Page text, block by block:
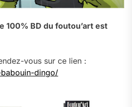
100% BD du foutou’art est
vous sur ce lien :
dingo/